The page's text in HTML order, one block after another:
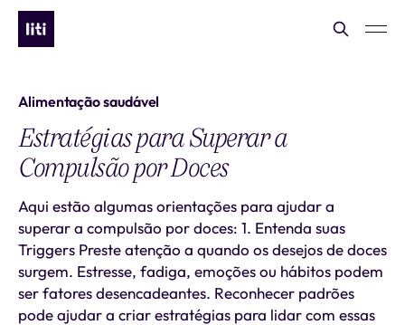
Alimentação saudável
Estratégias para Superar a
Compulsão por Doces
Aqui estão algumas orientações para ajudar a
superar a compulsão por doces: 1. Entenda suas
Triggers Preste atenção a quando os desejos de doces
surgem. Estresse, fadiga, emoções ou hábitos podem
ser fatores desencadeantes. Reconhecer padrões
pode ajudar a criar estratégias para lidar com essas